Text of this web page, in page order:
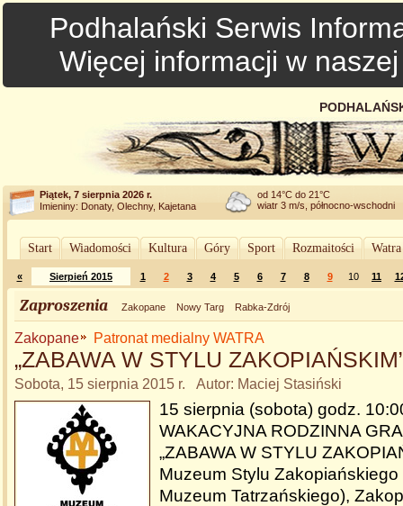
Podhalański Serwis
Więcej informacji w
Piątek, 7 sierpnia 2026 r.
Imieniny: Donaty, Olechny, Kajetana
od 14°C do 21°C
wiatr 3 m/s, północno-wschodni
Start Wiadomości Kultura Góry Sport Rozmaitości
« Sierpień 2015 1 2 3 4 5 6 7 8 9 10 11
Zaproszenia Zakopane Nowy Targ Rabka-Zdrój
Zakopane Patronat medialny WATRA
„ZABAWA W STYLU
Sobota, 15 sierpnia 2015 r. Autor: Maciej Stasiński
15 sierpnia (sobota) godz.
WAKACYJNA RODZINNA
„ZABAWA W STYLU
Muzeum Stylu Zakopiańskiego
Muzeum Tatrzańskiego),